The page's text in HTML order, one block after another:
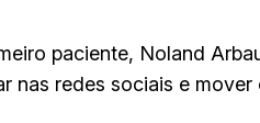
paciente, Noland
nas redes sociais e